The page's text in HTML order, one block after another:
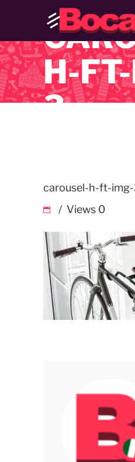
H-
3
carousel-h-ft-
Views 0